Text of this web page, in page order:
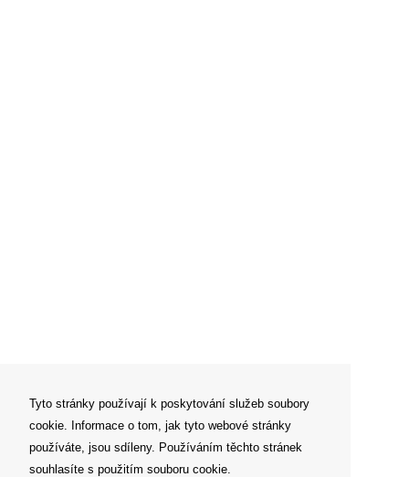
Tyto stránky používají k poskytování služeb soubory
cookie. Informace o tom, jak tyto webové stránky
používáte, jsou sdíleny. Používáním těchto stránek
souhlasíte s použitím souboru cookie.